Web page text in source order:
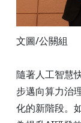
文圖/公關組
隨著人工智慧
步邁向算力治
化的新階段。